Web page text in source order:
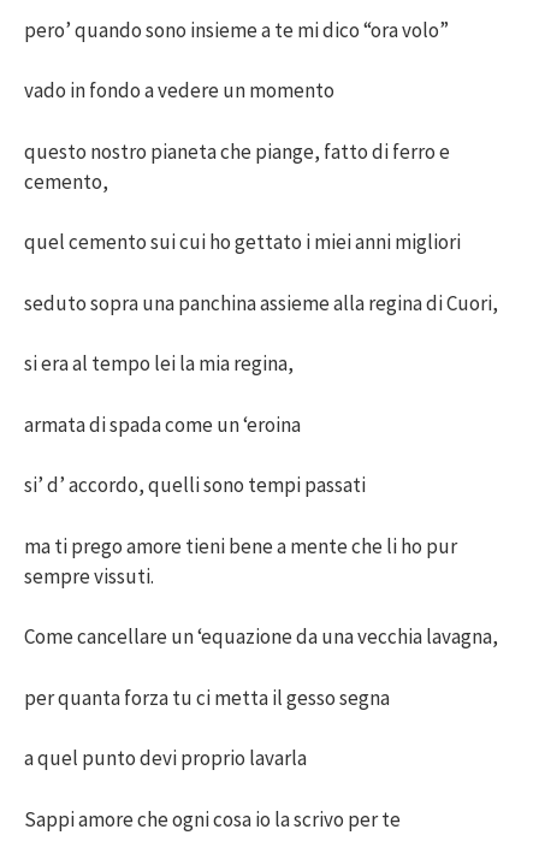
pero’ quando sono insieme a te mi dico “ora volo”
vado in fondo a vedere un momento
questo nostro pianeta che piange, fatto di ferro e
cemento,
quel cemento sui cui ho gettato i miei anni migliori
seduto sopra una panchina assieme alla regina di Cuori,
si era al tempo lei la mia regina,
armata di spada come un ‘eroina
si’ d’ accordo, quelli sono tempi passati
ma ti prego amore tieni bene a mente che li ho pur
sempre vissuti.
Come cancellare un ‘equazione da una vecchia lavagna,
per quanta forza tu ci metta il gesso segna
a quel punto devi proprio lavarla
Sappi amore che ogni cosa io la scrivo per te